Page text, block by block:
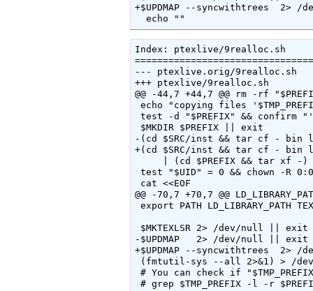
+$UPDMAP --syncwithtrees
  echo ""
Index: ptexlive/9realloc.sh
--- ptexlive.orig/9realloc.sh
+++ ptexlive/9realloc.sh
@@ -44,7 +44,7 @@ rm -rf
echo "copying files
test -d "$PREFIX" && confirm
$MKDIR $PREFIX || exit
-(cd $SRC/inst && tar cf - bin
+(cd $SRC/inst && tar cf -
| (cd $PREFIX && tar xf -)
test "$UID" = 0 && chown -R 0:0
cat <<EOF
@@ -70,7 +70,7 @@
export PATH LD_LIBRARY_PATH
$MKTEXLSR 2> /dev/null || exit
-$UPDMAP   2> /dev/null || exit
+$UPDMAP --syncwithtrees
(fmtutil-sys --all 2>&1) > /
# You can check if
# grep $TMP_PREFIX -l -r